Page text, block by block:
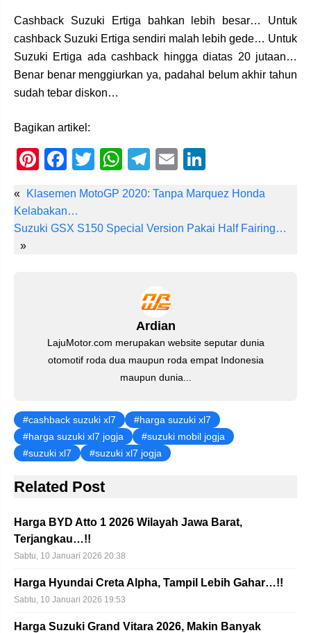
Cashback Suzuki Ertiga bahkan lebih besar… Untuk
cashback Suzuki Ertiga sendiri malah lebih gede… Untuk
Suzuki Ertiga ada cashback hingga diatas 20 jutaan…
Benar benar menggiurkan ya, padahal belum akhir tahun
sudah tebar diskon…
Bagikan artikel:
Pi
er
e
F
c
e
T
tt
er
W
at
s
T
e
gr
E
ail k
e
«
Klasemen MotoGP 2020: Tanpa Marquez Honda
Kelabakan…
Suzuki GSX S150 Special Version Pakai Half Fairing…
»
Ardian
LajuMotor.com merupakan website seputar dunia
otomotif roda dua maupun roda empat Indonesia
maupun dunia...
cashback suzuki xl7
harga suzuki xl7
harga suzuki xl7 jogja
suzuki mobil jogja
suzuki xl7
suzuki xl7 jogja
Related Post
Harga BYD Atto 1 2026 Wilayah Jawa Barat,
Terjangkau…!!
Sabtu, 10 Januari 2026 20:38
Harga Hyundai Creta Alpha, Tampil Lebih Gahar…!!
Sabtu, 10 Januari 2026 19:53
Harga Suzuki Grand Vitara 2026, Makin Banyak